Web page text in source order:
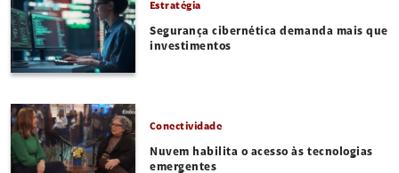
Estratégia
Segurança cibernética demanda mais que
investimentos
Conectividade
Nuvem habilita o acesso às tecnologias
emergentes